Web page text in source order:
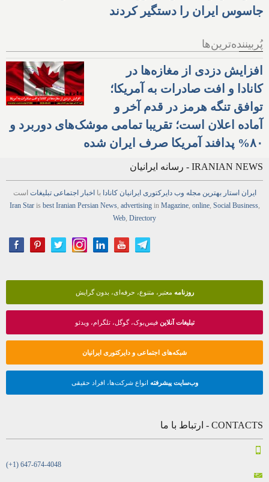
جاسوس ایران را دستگیر کردند
پُربیننده‌ترین‌ها
افزایش دزدی از مغازه‌ها در
کانادا و افت صادرات به آمریکا؛
توافق تنگه هرمز در قدم آخر و
آماده اعلان است؛ تقریبا تمامی موشک‌های دوربرد و
۸۰% پدافند آمریکا صرف ایران شده
IRANIAN NEWS - رسانه ایرانیان
ایران استار بهترین مجله وب دایرکتوری ایرانیان کانادا بااخبار اجتماعی تبلیغات است
Iran Staris best Iranian Persian News, advertisingin Magazine, online, Social Business,
Web Directory
روزنامه معتبر، متنوع، حرفه‌ای، بدون گرایش
تبلیغات آنلاینفیس‌بوک، گوگل، تلگرام، ویدئو
شبکه‌های اجتماعی و دایرکتوری ایرانیان
وب‌سایت پیشرفته انواع شرکت‌ها، افراد حقیقی
CONTACTS - ارتباط با ما
(+1) 647-674-4048